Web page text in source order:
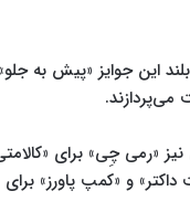
این جوایز «پیش به
می‌پردازند.
«رمی چِی» برای
و «کمپ پاورز»